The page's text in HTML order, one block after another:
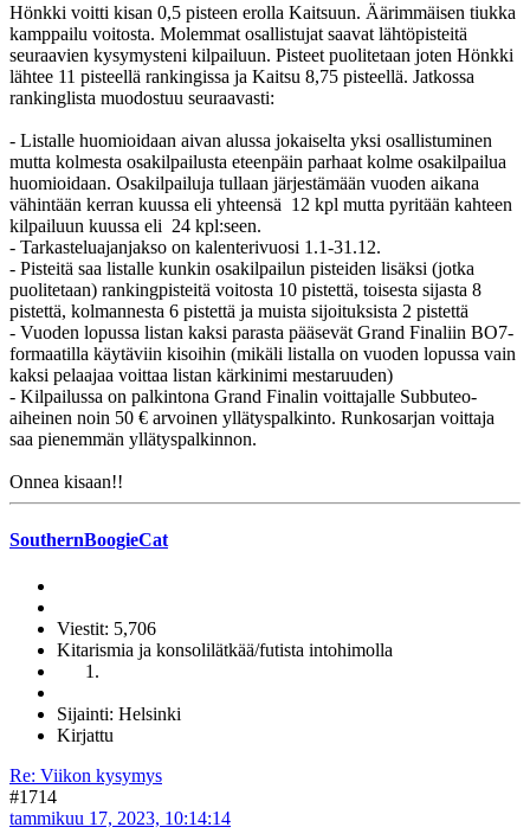
Hönkki voitti kisan 0,5 pisteen erolla Kaitsuun. Äärimmäisen tiukka
kamppailu voitosta. Molemmat osallistujat saavat lähtöpisteitä
seuraavien kysymysteni kilpailuun. Pisteet puolitetaan joten Hönkki
lähtee 11 pisteellä rankingissa ja Kaitsu 8,75 pisteellä. Jatkossa
rankinglista muodostuu seuraavasti:
- Listalle huomioidaan aivan alussa jokaiselta yksi osallistuminen
mutta kolmesta osakilpailusta eteenpäin parhaat kolme osakilpailua
huomioidaan. Osakilpailuja tullaan järjestämään vuoden aikana
vähintään kerran kuussa eli yhteensä 12 kpl mutta pyritään kahteen
kilpailuun kuussa eli 24 kpl:seen.
- Tarkasteluajanjakso on kalenterivuosi 1.1-31.12.
- Pisteitä saa listalle kunkin osakilpailun pisteiden lisäksi (jotka
puolitetaan) rankingpisteitä voitosta 10 pistettä, toisesta sijasta 8
pistettä, kolmannesta 6 pistettä ja muista sijoituksista 2 pistettä
- Vuoden lopussa listan kaksi parasta pääsevät Grand Finaliin BO7-
formaatilla käytäviin kisoihin (mikäli listalla on vuoden lopussa vain
kaksi pelaajaa voittaa listan kärkinimi mestaruuden)
- Kilpailussa on palkintona Grand Finalin voittajalle Subbuteo-
aiheinen noin 50 € arvoinen yllätyspalkinto. Runkosarjan voittaja
saa pienemmän yllätyspalkinnon.
Onnea kisaan!!
SouthernBoogieCat
Viestit: 5,706
Kitarismia ja konsolilätkää/futista intohimolla
Sijainti: Helsinki
Kirjattu
Re: Viikon kysymys
#1714
tammikuu 17, 2023, 10:14:14